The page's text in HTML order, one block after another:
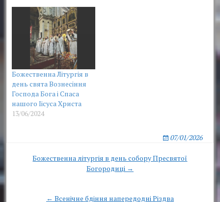
нашої обителі з братією
монастиря.
Переживаючи радісну
подію народження
Господа нашого Ісуса
Христа, ми відчуваємо
цю величезну
Божественну любов до
нас, і наше серце
тремтить від
найбільшої подяки…
Божественна Літургія в
день свята Вознесіння
Господа Бога і Спаса
нашого Іісуса Христа
13/06/2024
07/01/2026
Божественна літургія в день собору Пресвятої
Богородиці →
← Всенічне бдіння напередодні Різдва